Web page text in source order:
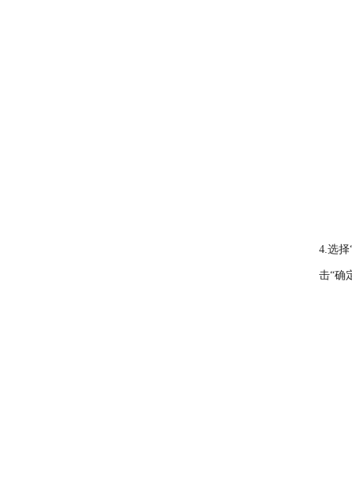
4.选择
击“确